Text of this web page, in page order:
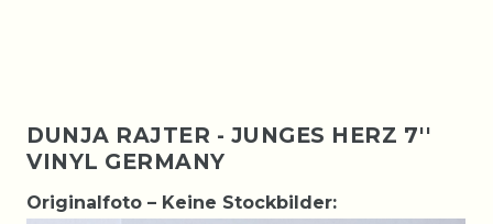
DUNJA RAJTER - JUNGES HERZ 7''
VINYL GERMANY
Originalfoto – Keine Stockbilder: